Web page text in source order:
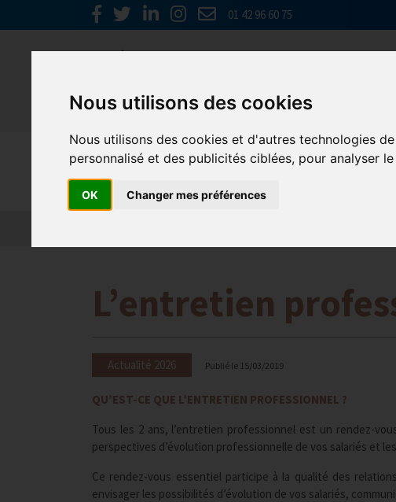
Nous utilisons des cookies
Nous utilisons des cookies et d'autres technologies
personnalisé et des publicités ciblées, pour analyser
OK Changer mes préférences
01 42 96 60 75
Emploi,
L’entretien
Actualité 2026 Publié le 15/03/2019
QU’EST-CE QUE L’ENTRETIEN PROFESSIONNEL ?
Tous les 2 ans, l’entretien professionnel est un rendez-
perspectives d’évolution professionnelle de vos salariés et
Ce rendez-vous essentiel participe à la qualité des
envisager les possibilités d’évolution de vos salariés,